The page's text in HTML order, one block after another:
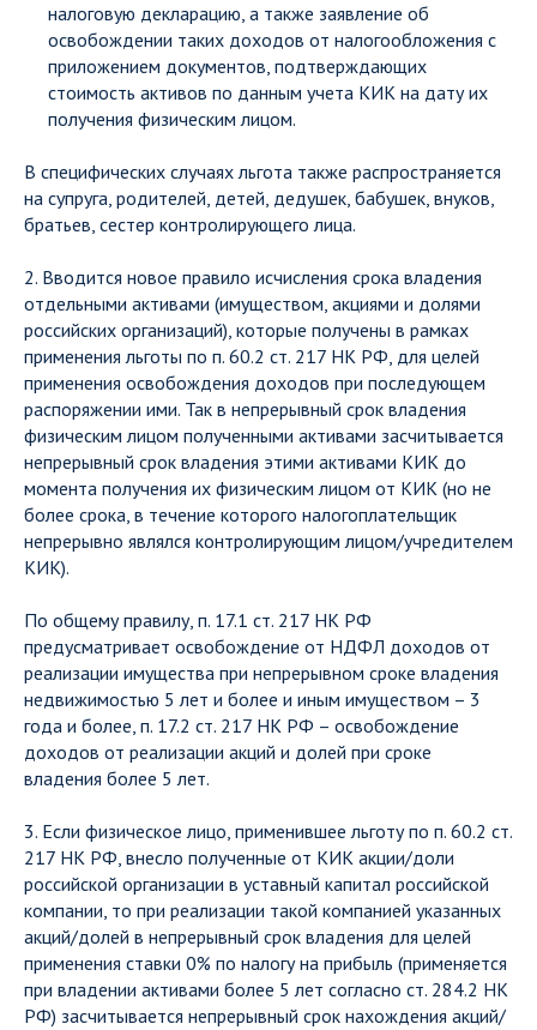
налоговую декларацию, а также заявление об
освобождении таких доходов от налогообложения с
приложением документов, подтверждающих
стоимость активов по данным учета КИК на дату их
получения физическим лицом.
В специфических случаях льгота также распространяется
на супруга, родителей, детей, дедушек, бабушек, внуков,
братьев, сестер контролирующего лица.
2. Вводится новое правило исчисления срока владения
отдельными активами (имуществом, акциями и долями
российских организаций), которые получены в рамках
применения льготы по п. 60.2 ст. 217 НК РФ, для целей
применения освобождения доходов при последующем
распоряжении ими. Так в непрерывный срок владения
физическим лицом полученными активами засчитывается
непрерывный срок владения этими активами КИК до
момента получения их физическим лицом от КИК (но не
более срока, в течение которого налогоплательщик
непрерывно являлся контролирующим лицом/учредителем
КИК).
По общему правилу, п. 17.1 ст. 217 НК РФ
предусматривает освобождение от НДФЛ доходов от
реализации имущества при непрерывном сроке владения
недвижимостью 5 лет и более и иным имуществом – 3
года и более, п. 17.2 ст. 217 НК РФ – освобождение
доходов от реализации акций и долей при сроке
владения более 5 лет.
3. Если физическое лицо, применившее льготу по п. 60.2 ст.
217 НК РФ, внесло полученные от КИК акции/доли
российской организации в уставный капитал российской
компании, то при реализации такой компанией указанных
акций/долей в непрерывный срок владения для целей
применения ставки 0% по налогу на прибыль (применяется
при владении активами более 5 лет согласно ст. 284.2 НК
РФ) засчитывается непрерывный срок нахождения акций/